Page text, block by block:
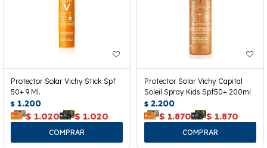
Protector Solar Vichy Stick Spf
50+ 9 Ml.
$ 1.200
$ 1.020 $ 1.020
Protector Solar Vichy Capital
Soleil Spray Kids Spf50+ 200ml
$ 2.200
$ 1.870 $ 1.870